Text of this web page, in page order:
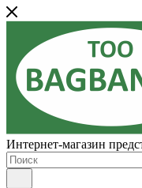
Интернет-магазин